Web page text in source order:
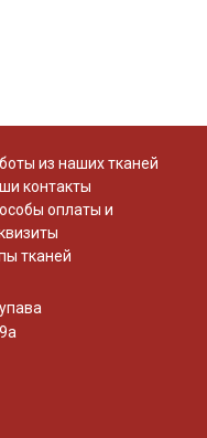
из наших тканей
контакты
оплаты и
тканей